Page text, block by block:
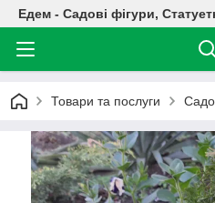
Едем - Садові фігури,
Товари та послуги